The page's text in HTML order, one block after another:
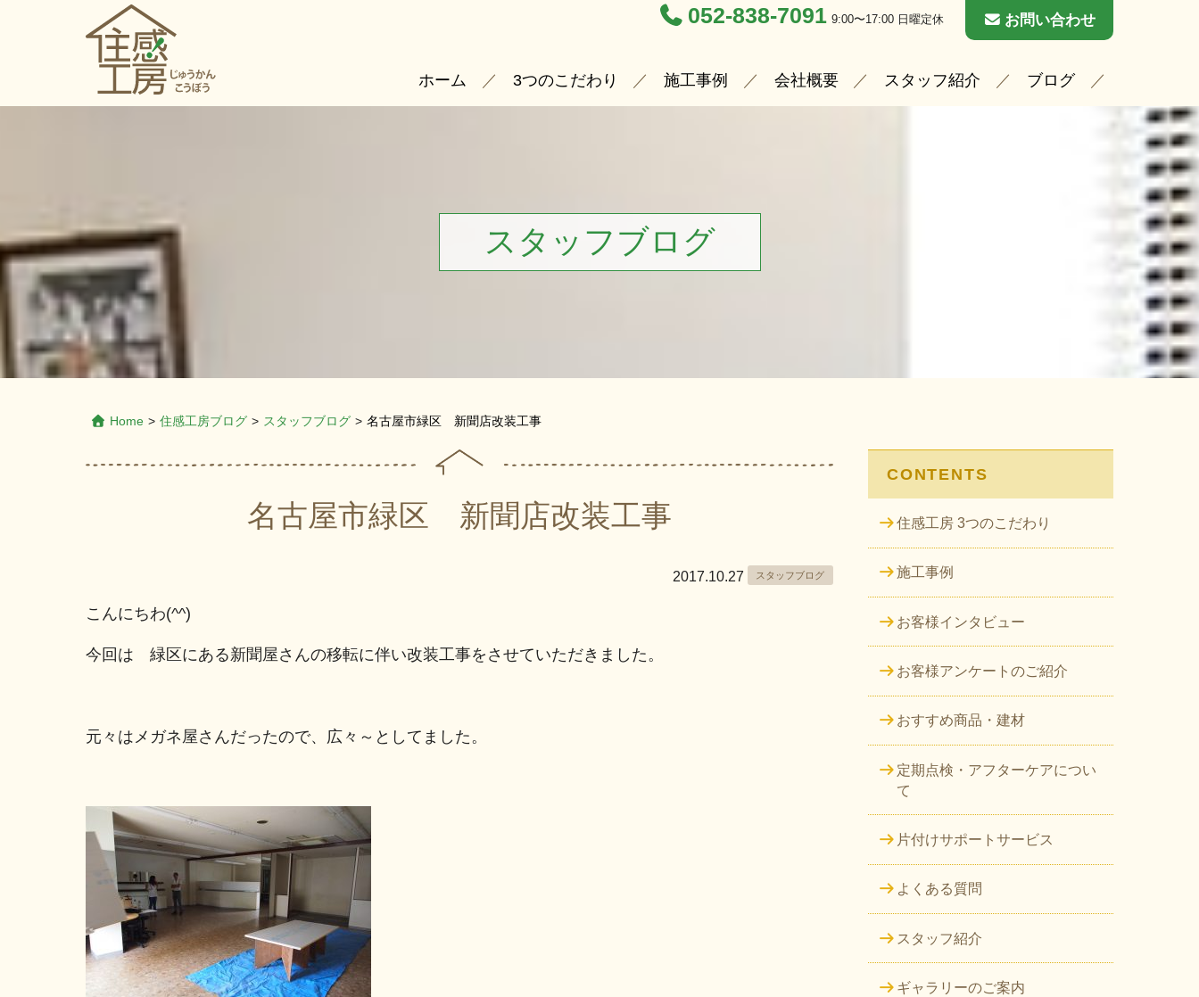
052-838-7091 9:00〜17:00 日曜定休 お問い合わせ
ホーム 3つのこだわり 施工事例 会社概要 スタッフ紹介 ブログ
スタッフブログ
Home > 住感工房ブログ > スタッフブログ > 名古屋市緑区 新聞店改装工事
名古屋市緑区 新聞店改装工事
2017.10.27 スタッフブログ
こんにちわ(^^)
今回は 緑区にある新聞屋さんの移転に伴い改装工事をさせていただきました。
元々はメガネ屋さんだったので、広々～としてました。
CONTENTS
住感工房 3つのこだわり
施工事例
お客様インタビュー
お客様アンケートのご紹介
おすすめ商品・建材
定期点検・アフターケアについ
て
片付けサポートサービス
よくある質問
スタッフ紹介
ギャラリーのご案内